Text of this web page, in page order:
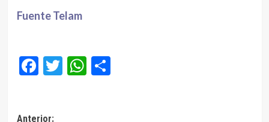
Fuente Telam
Facebook
Twitter
WhatsApp
Compartir
Anterior: